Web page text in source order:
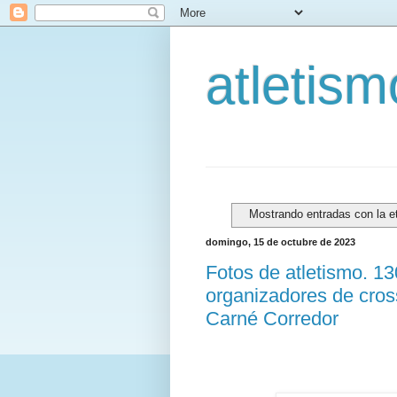
Mostrando entradas con la
domingo, 15 de octubre de 2023
Fotos de atletismo.
organizadores de
Carné Corredor